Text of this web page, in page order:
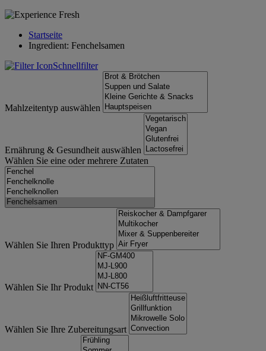
Startseite
Ingredient: Fenchelsamen
Schnellfilter
Mahlzeitentyp auswählen
Ernährung & Gesundheit auswählen
Wählen Sie eine oder mehrere Zutaten
Wählen Sie Ihren Produkttyp
Wählen Sie Ihr Produkt
Wählen Sie Ihre Zubereitungsart